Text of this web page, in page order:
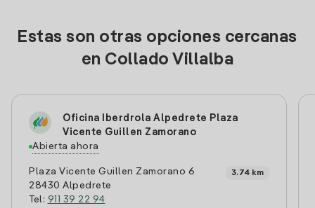
Estas son otras opciones cercanas
en Collado Villalba
Oficina Iberdrola Alpedrete Plaza
Vicente Guillen Zamorano
Abierta ahora
Plaza Vicente Guillen Zamorano 6
28430 Alpedrete
Tel: 911 39 22 94
3.74 km